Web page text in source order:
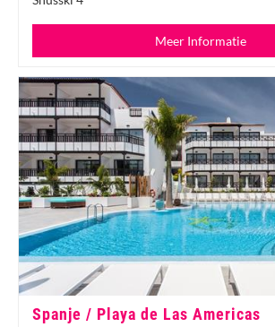
Meer Informatie
Spanje / Playa de Las Americas